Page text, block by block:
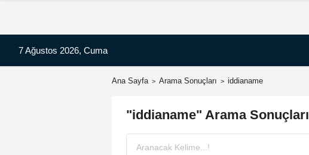
7 Ağustos 2026, Cuma
Ana Sayfa Arama Sonuçları iddianame
"iddianame" Arama Sonuçları